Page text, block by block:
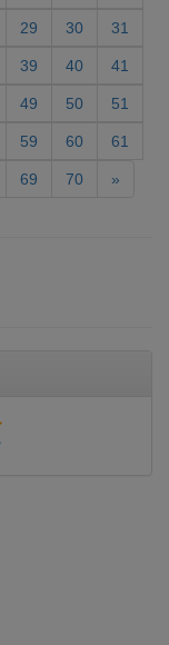
29 30 31
39 40 41
49 50 51
59 60 61
69 70 »